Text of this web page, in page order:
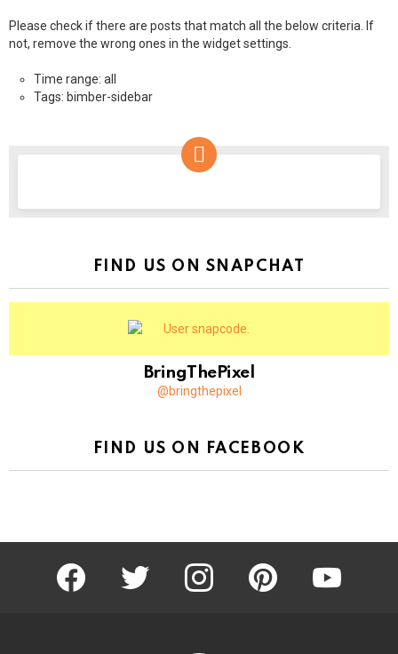
Please check if there are posts that match all the below criteria. If
not, remove the wrong ones in the widget settings.
Time range: all
Tags: bimber-sidebar
FIND US ON SNAPCHAT
BringThePixel
@bringthepixel
FIND US ON FACEBOOK
facebook twitter instagram pinterest youtube